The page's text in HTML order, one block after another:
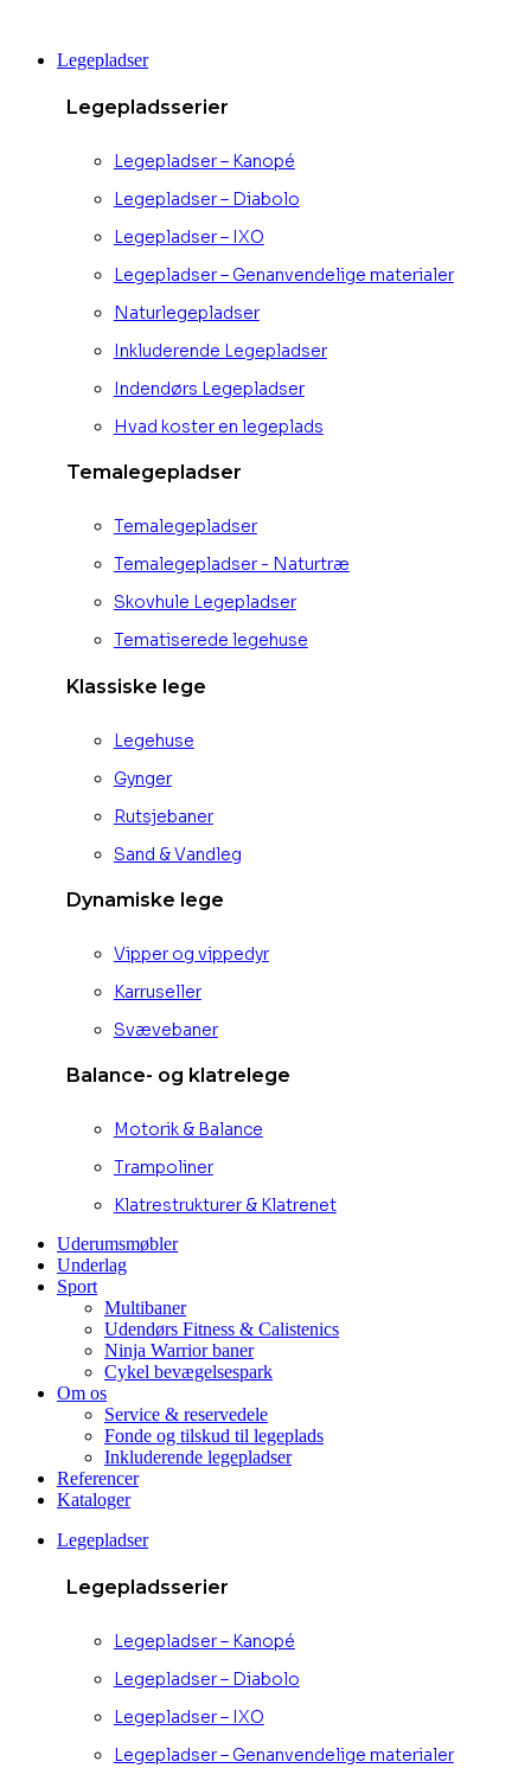
indholdLegepladser
Legepladsserier
Legepladser – Kanopé
Legepladser – Diabolo
Legepladser – IXO
Legepladser – Genanvendelige materialer
Naturlegepladser
Inkluderende Legepladser
Indendørs Legepladser
Hvad koster en legeplads
Temalegepladser
Temalegepladser
Temalegepladser - Naturtræ
Skovhule Legepladser
Tematiserede legehuse
Klassiske lege
Legehuse
Gynger
Rutsjebaner
Sand & Vandleg
Dynamiske lege
Vipper og vippedyr
Karruseller
Svævebaner
Balance- og klatrelege
Motorik & Balance
Trampoliner
Klatrestrukturer & Klatrenet
Uderumsmøbler
Underlag
Sport
Multibaner
Udendørs Fitness & Calistenics
Ninja Warrior baner
Cykel bevægelsespark
Om os
Service & reservedele
Fonde og tilskud til legeplads
Inkluderende legepladser
Referencer
Kataloger
Legepladser
Legepladsserier
Legepladser – Kanopé
Legepladser – Diabolo
Legepladser – IXO
Legepladser – Genanvendelige materialer